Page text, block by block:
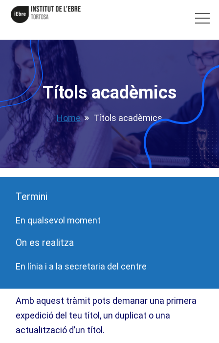
Títols acadèmics
Home Títols acadèmics
Termini
En qualsevol moment
On es realitza
En línia i a la secretaria del centre
Amb aquest tràmit pots demanar una primera
expedició del teu títol, un duplicat o una
actualització d’un títol.